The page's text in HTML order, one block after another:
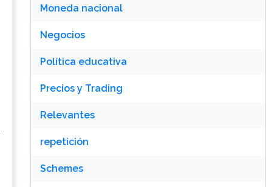
Moneda nacional
Negocios
Política educativa
Precios y Trading
Relevantes
repetición
Schemes